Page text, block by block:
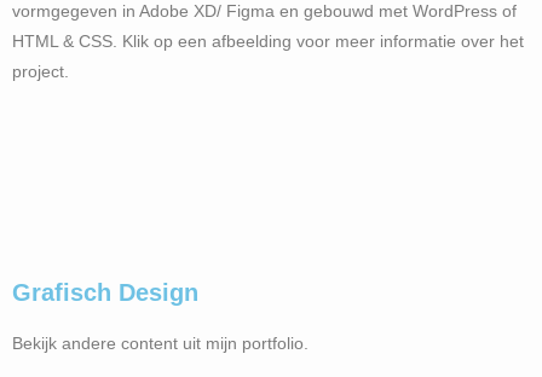
vormgegeven in Adobe XD/ Figma en gebouwd met WordPress of
HTML & CSS. Klik op een afbeelding voor meer informatie over het
project.
DHL - html & css
Stylish!
Knappekoppen
Grafisch Design
Bekijk andere content uit mijn portfolio.